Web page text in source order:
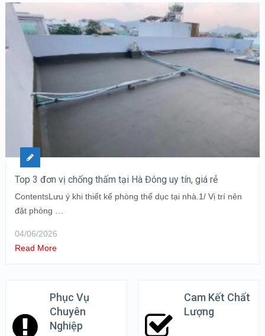
Top 3 đơn vị chống thấm tại Hà Đông uy tín, giá rẻ
ContentsLưu ý khi thiết kế phòng thể dục tại nhà.1/ Vị trí nên
đặt phòng …
04/06/2026
Read More
Phục Vụ
Chuyên
Nghiệp
Cam Kết Chất
Lượng